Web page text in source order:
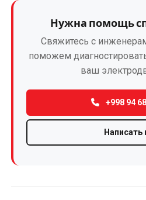
Нужна помощь
Свяжитесь с
поможем
ваш
+998 94
Написать